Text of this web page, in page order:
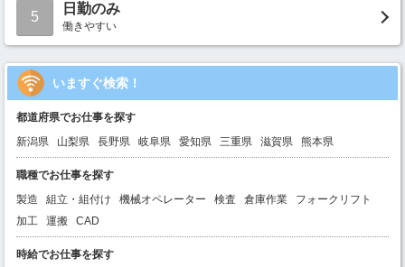
5
日勤のみ
働きやすい
いますぐ検索！
都道府県でお仕事を探す
新潟県
山梨県 長野県 岐阜県 愛知県 三重県 滋賀県 熊本県
職種でお仕事を探す
製造
組立・組付け 機械オペレーター 検査 倉庫作業
フォークリフト
加工
運搬 CAD
時給でお仕事を探す